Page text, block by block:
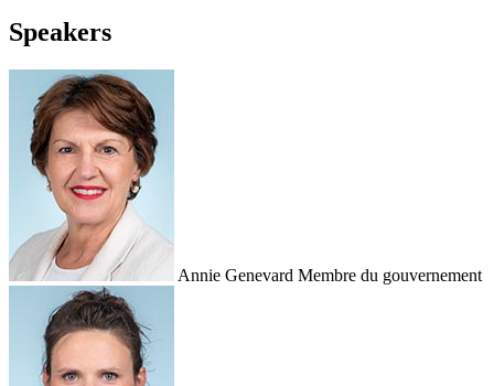
Speakers
Annie Genevard Membre du gouvernement